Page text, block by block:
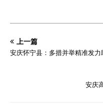
上一篇
安庆怀宁县：多措并举精准发力
安庆